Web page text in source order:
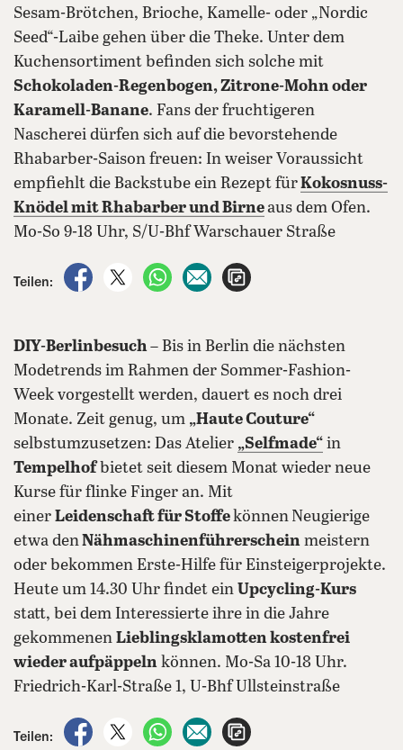
Sesam-Brötchen, Brioche, Kamelle- oder „Nordic
Seed“-Laibe gehen über die Theke. Unter dem
Kuchensortiment befinden sich solche mit
Schokoladen-Regenbogen, Zitrone-Mohn oder
Karamell-Banane. Fans der fruchtigeren
Nascherei dürfen sich auf die bevorstehende
Rhabarber-Saison freuen: In weiser Voraussicht
empfiehlt die Backstube ein Rezept fürKokosnuss-
Knödel mit Rhabarber und Birneaus dem Ofen.
Mo-So 9-18 Uhr, S/U-Bhf Warschauer Straße
Teilen:
auf Facebook teilen
auf X teilenper WhatsApp teilen
per E-Mail teilen
DIY-Berlinbesuch– Bis in Berlin die nächsten
Modetrends im Rahmen der Sommer-Fashion-
Week vorgestellt werden, dauert es noch drei
Monate. Zeit genug, um „Haute Couture“
selbstumzusetzen: Das Atelier „Selfmade“ in
Tempelhofbietet seit diesem Monat wieder neue
Kurse für flinke Finger an. Mit
einer Leidenschaft für Stoffekönnen Neugierige
etwa denNähmaschinenführerschein meistern
oder bekommen Erste-Hilfe für Einsteigerprojekte.
Heute um 14.30 Uhr findet ein Upcycling-Kurs
statt, bei dem Interessierte ihre in die Jahre
gekommenen Lieblingsklamotten kostenfrei
wieder aufpäppeln können. Mo-Sa 10-18 Uhr.
Friedrich-Karl-Straße 1, U-Bhf Ullsteinstraße
Teilen:
auf Facebook teilen
auf X teilenper WhatsApp teilen
per E-Mail teilen